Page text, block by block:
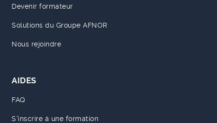
Devenir formateur
Solutions du Groupe AFNOR
Nous rejoindre
AIDES
FAQ
S'inscrire à une formation